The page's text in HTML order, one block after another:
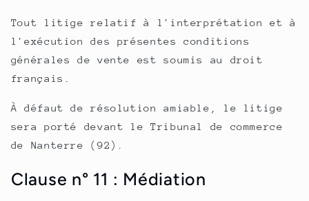
Tout litige relatif à l'interprétation et à
l'exécution des présentes conditions
générales de vente est soumis au droit
français.
À défaut de résolution amiable, le litige
sera porté devant le Tribunal de commerce
de Nanterre (92).
Clause n° 11 : Médiation